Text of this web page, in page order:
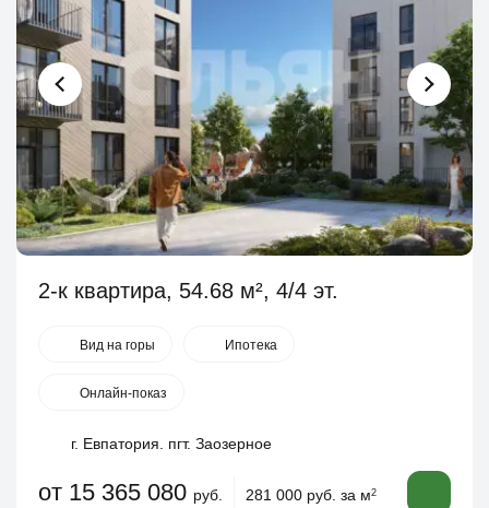
2-к квартира, 54.68 м², 4/4 эт.
Вид на горы Ипотека
Онлайн-показ
г. Евпатория. пгт. Заозерное
от 15 365 080 руб. 281 000 руб. за м2